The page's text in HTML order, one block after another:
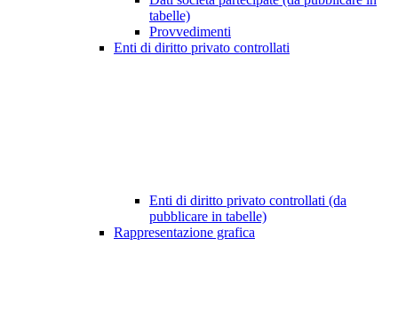
tabelle)
Provvedimenti
Enti di diritto privato controllati
Enti di diritto privato controllati (da
pubblicare in tabelle)
Rappresentazione grafica